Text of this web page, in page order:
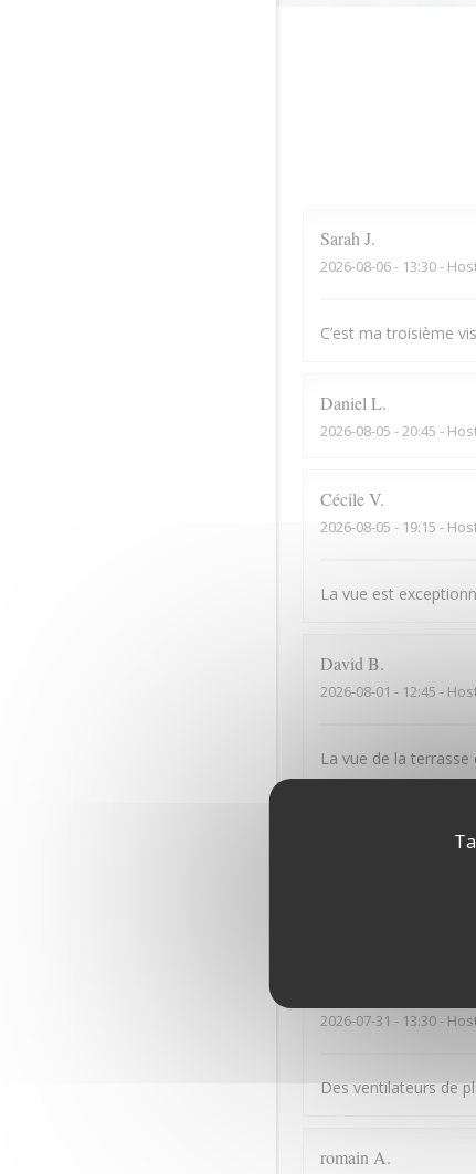
Sarah J
2026-08-06- 13:30 -
C’est ma troisième
Daniel L
2026-08-05 - 20:45 -
CécileV
2026-08-05 - 19:15 -
La vue est
David B
2026-08-01 - 12:45 -
La vue de la
Bonne cuisine mais
2026-07-31 - 13:30 -
Des ventilateurs de
romain A